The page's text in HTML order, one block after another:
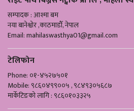
सम्पादक : आश्मा बम
नया बानेश्वोर ,काठमाडौँ, नेपाल
Email:mahilaswasthya01@gmail.com
टेलिफोन
Phone: ०१-४५२७५०१
Mobile: ९८६०४९९००५ , ९८४९३०५६८७
मार्केटिङको लागि : ९८६०१०३३२५